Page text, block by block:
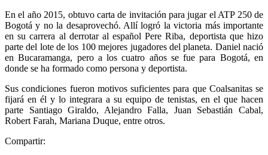
En el año 2015, obtuvo carta de invitación para jugar el ATP 250 de
Bogotá y no la desaprovechó. Allí logró la victoria más importante
en su carrera al derrotar al español Pere Riba, deportista que hizo
parte del lote de los 100 mejores jugadores del planeta. Daniel nació
en Bucaramanga, pero a los cuatro años se fue para Bogotá, en
donde se ha formado como persona y deportista.
Sus condiciones fueron motivos suficientes para que Coalsanitas se
fijará en él y lo integrara a su equipo de tenistas, en el que hacen
parte Santiago Giraldo, Alejandro Falla, Juan Sebastián Cabal,
Robert Farah, Mariana Duque, entre otros.
Compartir: